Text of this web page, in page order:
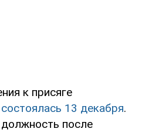
к присяге
состоялась 13 декабря.
после